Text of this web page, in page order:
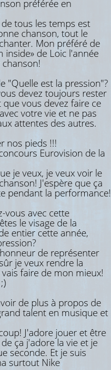
préférée en
tous les temps est
chanson, tout le
Mon préféré de
inside» de Loic l'année
"Quelle est la pression"?
devez toujours rester
vous devez faire ce
votre vie et ne pas
attentes des autres.
nos pieds !!!
Eurovision de la
je veux, je veux voir le
J'espère que ça
pendant la performance!
vous avec cette
le visage de la
entier cette année,
de représenter
je veux rendre la
faire de mon mieux!
de plus à propos de
talent en musique et
J'adore jouer et être
ça j'adore la vie et je
seconde. Et je suis
​​surtout Nike